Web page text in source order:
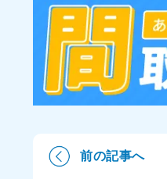
前の記事へ